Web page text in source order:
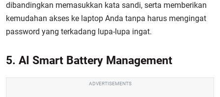
dibandingkan memasukkan kata sandi, serta memberikan
kemudahan akses ke laptop Anda tanpa harus mengingat
password yang terkadang lupa-lupa ingat.
5. AI Smart Battery Management
ADVERTISEMENTS